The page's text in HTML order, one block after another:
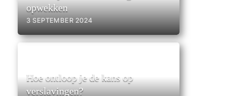
opwekken
3 SEPTEMBER 2024
Hoe ontloop je de kans op
verslavingen?